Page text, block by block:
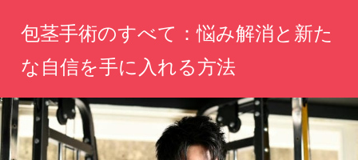
ツ
へ
ス
包茎手術のすべて：悩み解消と新た
な自信を手に入れる方法
た
自